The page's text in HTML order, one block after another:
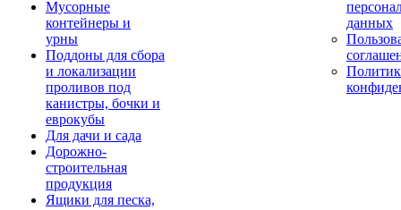
Мусорные
контейнеры и
урны
Поддоны для сбора
и локализации
проливов под
канистры, бочки и
еврокубы
Для дачи и сада
Дорожно-
строительная
продукция
Ящики для песка,
данных